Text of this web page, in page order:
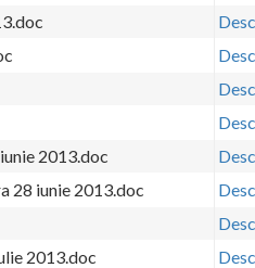
2013.doc
28 iunie 2013.doc
2013.doc